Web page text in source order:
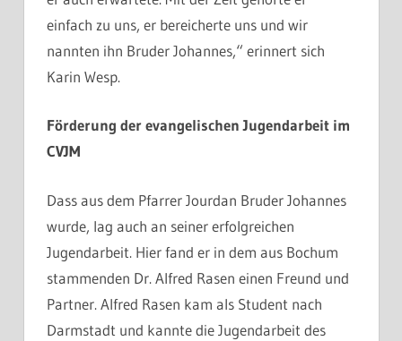
einfach zu uns, er bereicherte uns und wir
nannten ihn Bruder Johannes,“ erinnert sich
Karin Wesp.
Förderung der evangelischen Jugendarbeit im
CVJM
Dass aus dem Pfarrer Jourdan Bruder Johannes
wurde, lag auch an seiner erfolgreichen
Jugendarbeit. Hier fand er in dem aus Bochum
stammenden Dr. Alfred Rasen einen Freund und
Partner. Alfred Rasen kam als Student nach
Darmstadt und kannte die Jugendarbeit des